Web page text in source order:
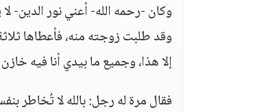
وكان -رحمه الله- أعني نور الدين-
وقد طلبت زوجته منه، فأعطاها
إلا هذا، وجميع ما بيدي أنا فيه
فقال مرة له رجل: بالله لا تُخاطر